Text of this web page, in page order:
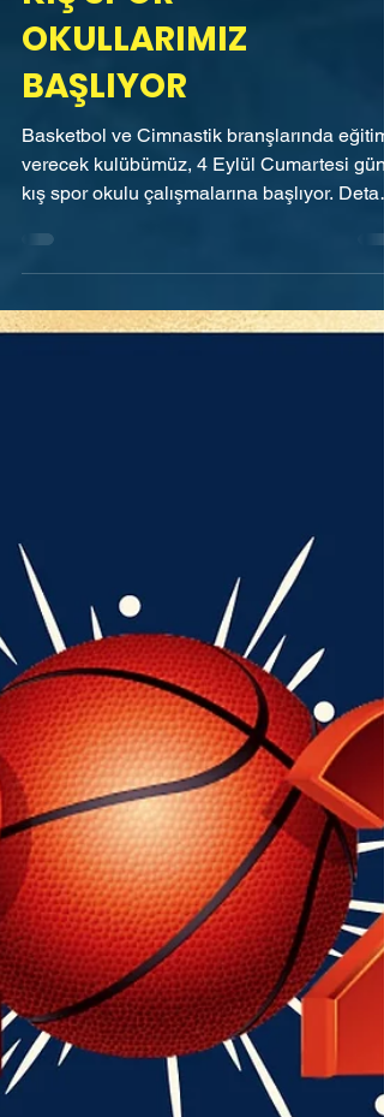
KIŞ SPOR
OKULLARIMIZ
BAŞLIYOR
Basketbol ve Cimnastik branşlarında eğitim
verecek kulübümüz, 4 Eylül Cumartesi